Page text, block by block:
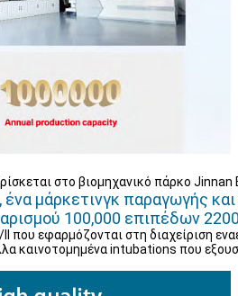
στο βιομηχανικό πάρκο Jinnan
μάρκετινγκ παραγωγής
100,000 επιπέδων
ll που εφαρμόζονται στη διαχείριση
καινοτομημένα intubations που